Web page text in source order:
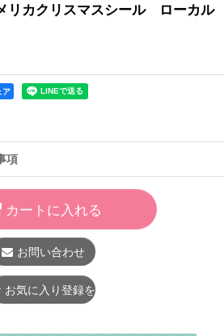
カクリスマスシール ローカル
ア
項
カートに入れる
お問い合わせ
お気に入り登録をする